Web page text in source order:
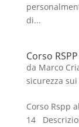
di...
Corso
da Marco
sicurezza
Corso Rspp
14